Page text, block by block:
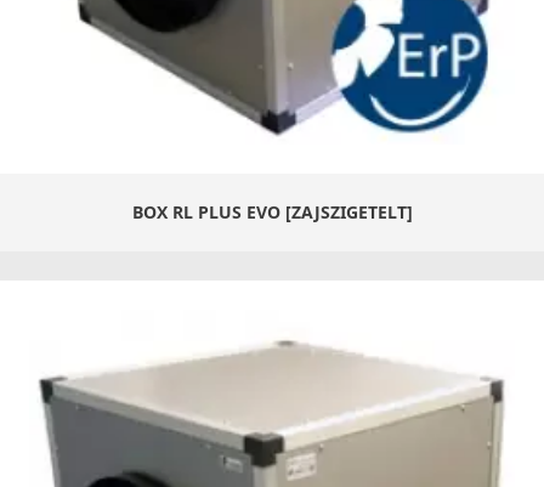
BOX RL PLUS EVO [ZAJSZIGETELT]